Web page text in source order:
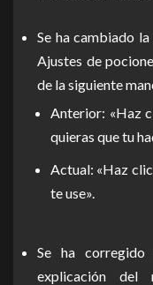
Se ha cambiado
Ajustes de
de la siguiente
Anterior: «Haz
quieras que tu
Actual: «Haz
te use».
Se ha
explicación del